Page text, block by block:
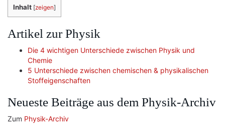
Inhalt [zeigen]
Artikel zur Physik
Die 4 wichtigen Unterschiede zwischen Physik und
Chemie
5 Unterschiede zwischen chemischen & physikalischen
Stoffeigenschaften
Neueste Beiträge aus dem Physik-Archiv
Zum Physik-Archiv